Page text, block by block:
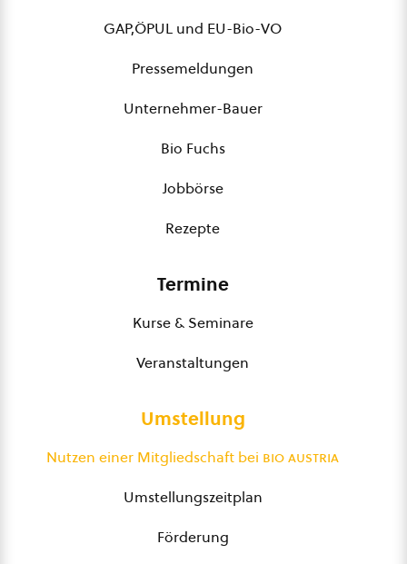
GAP,ÖPUL und EU-Bio-VO
Pressemeldungen
Unternehmer-Bauer
Bio Fuchs
Jobbörse
Rezepte
Termine
Kurse & Seminare
Veranstaltungen
Umstellung
Nutzen einer Mitgliedschaft bei bio austria
Umstellungszeitplan
Förderung